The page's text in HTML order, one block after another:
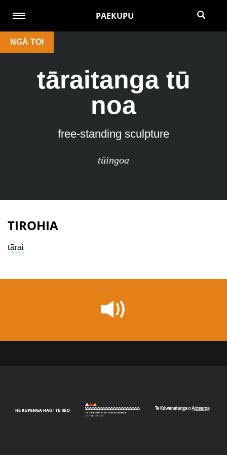
PAEKUPU
NGĀ TOI
tāraitanga tū
noa
free-standing sculpture
tūingoa
TIROHIA
tārai